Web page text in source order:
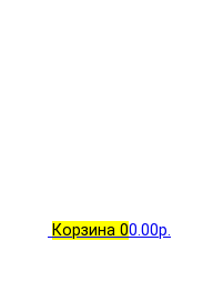
Корзина 00.00р.